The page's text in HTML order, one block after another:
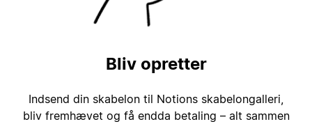
Bliv opretter
Indsend din skabelon til Notions skabelongalleri,
bliv fremhævet og få endda betaling – alt sammen